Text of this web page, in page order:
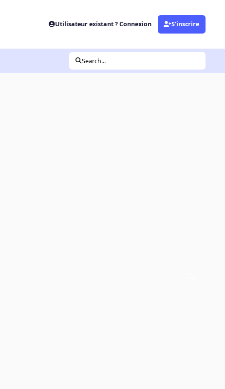
Utilisateur existant ? Connexion S’inscrire
Search...